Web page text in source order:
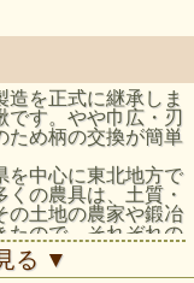
造を正式に継承しま
です。やや巾広・刃
ため柄の交換が簡単
を中心に東北地方で
の農具は、土質・
の土地の農家や鍛冶
たので、それぞれの
その傾向は、利用
る ▼